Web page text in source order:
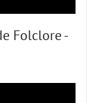
Folclore -